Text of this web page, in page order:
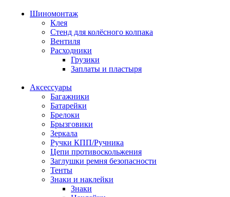
Шиномонтаж
Клея
Стенд для колёсного колпака
Вентиля
Расходники
Грузики
Заплаты и пластыря
Аксессуары
Багажники
Батарейки
Брелоки
Брызговики
Зеркала
Ручки КПП/Ручника
Цепи противоскольжения
Заглушки ремня безопасности
Тенты
Знаки и наклейки
Знаки